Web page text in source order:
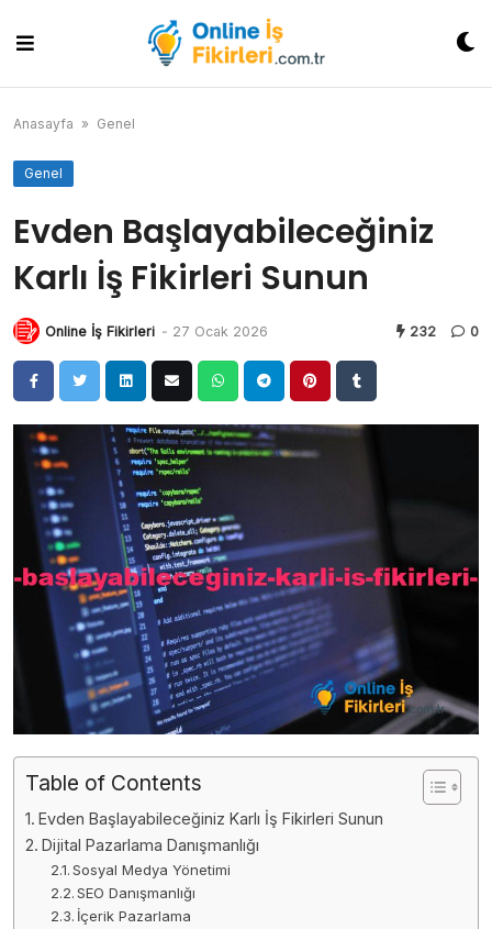
content
Anasayfa » Genel
Genel
Evden Başlayabileceğiniz
Karlı İş Fikirleri Sunun
Online İş Fikirleri - 27 Ocak 2026 232 0
Table of Contents
Evden Başlayabileceğiniz Karlı İş Fikirleri Sunun
Dijital Pazarlama Danışmanlığı
Sosyal Medya Yönetimi
SEO Danışmanlığı
İçerik Pazarlama